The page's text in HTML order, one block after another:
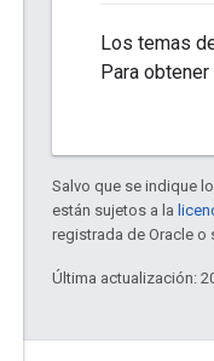
Los temas
Para
Salvo que se indique
están sujetos a la
registrada de Oracle o
Última actualización: